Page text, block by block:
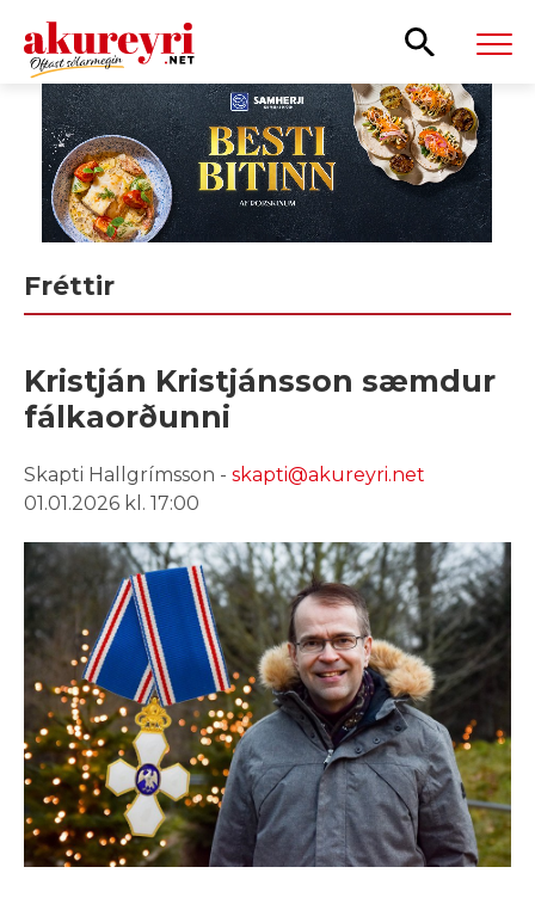
Leita
Fréttir
Kristján Kristjánsson sæmdur
fálkaorðunni
Skapti Hallgrímsson - skapti@akureyri.net
01.01.2026 kl. 17:00